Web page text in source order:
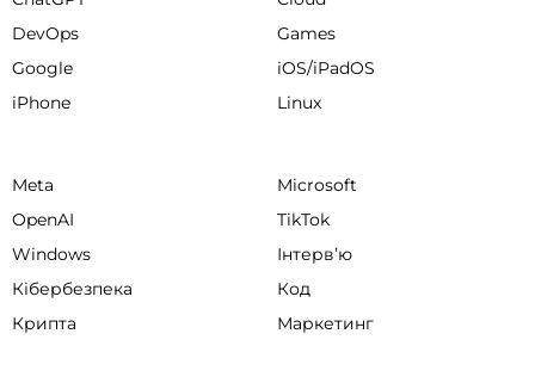
DevOps
Games
Google
iOS/iPadOS
iPhone
Linux
Meta
Microsoft
OpenAI
TikTok
Windows
Інтервʼю
Кібербезпека
Код
Крипта
Маркетинг